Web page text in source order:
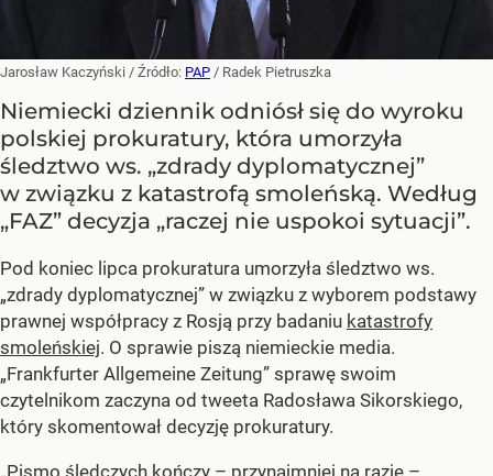
Jarosław Kaczyński / Źródło: PAP / Radek Pietruszka
Niemiecki dziennik odniósł się do wyroku
polskiej prokuratury, która umorzyła
śledztwo ws. „zdrady dyplomatycznej”
w związku z katastrofą smoleńską. Według
„FAZ” decyzja „raczej nie uspokoi sytuacji”.
Pod koniec lipca prokuratura umorzyła śledztwo ws.
„zdrady dyplomatycznej” w związku z wyborem podstawy
prawnej współpracy z Rosją przy badaniu katastrofy
smoleńskiej. O sprawie piszą niemieckie media.
„Frankfurter Allgemeine Zeitung” sprawę swoim
czytelnikom zaczyna od tweeta Radosława Sikorskiego,
który skomentował decyzję prokuratury.